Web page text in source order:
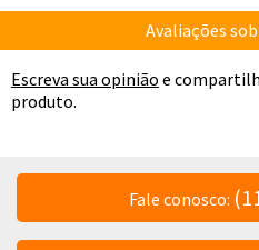
Avaliações
Escreva sua opinião e
produto.
Fale conosco: